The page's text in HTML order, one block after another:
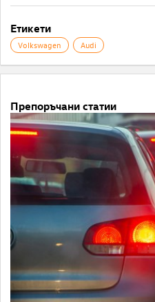
Етикети
Volkswagen Audi
Препоръчани статии